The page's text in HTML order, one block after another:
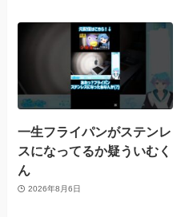
一生フライパンがステンレ
スになってるか疑ういむく
ん
2026年8月6日